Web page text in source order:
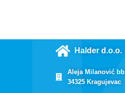
Halder d.o.o.
Aleja Milanović bb
34325 Kragujevac